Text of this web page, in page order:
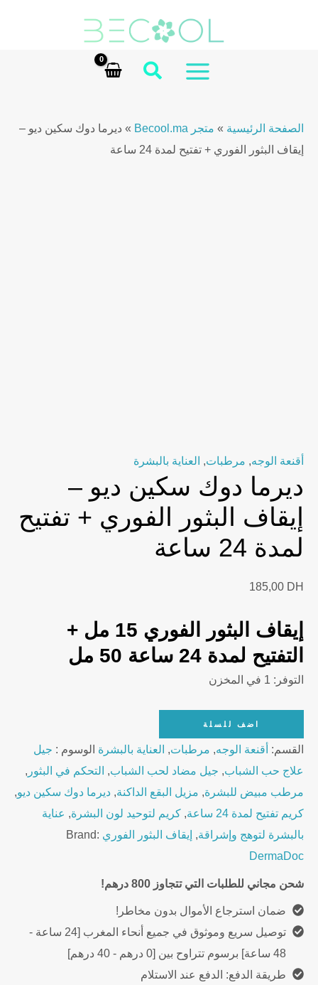
MAIN
الصفحة الرئيسية » متجر Becool.ma » ديرما دوك سكين ديو –
إيقاف البثور الفوري + تفتيح لمدة 24 ساعة
أقنعة الوجه, مرطبات, العناية بالبشرة
ديرما دوك سكين ديو –
إيقاف البثور الفوري + تفتيح
لمدة 24 ساعة
185,00 DH
إيقاف البثور الفوري 15 مل +
التفتيح لمدة 24 ساعة 50 مل
التوفر: 1 في المخزن
DermaDoc
Skin
Duo
Boutons
Éclaircissante
24h
quantity
اضف للسلة
القسم: أقنعة الوجه, مرطبات, العناية بالبشرة الوسوم : جيل
علاج حب الشباب, جيل مضاد لحب الشباب, التحكم في البثور ,
مرطب مبيض للبشرة, مزيل البقع الداكنة, ديرما دوك سكين ديو,
كريم تفتيح لمدة 24 ساعة
, كريم لتوحيد لون البشرة, عناية
بالبشرة لتوهج وإشراقة, إيقاف البثور الفوري Brand:
DermaDoc
شحن مجاني للطلبات التي تتجاوز 800 درهم!
ضمان استرجاع الأموال بدون مخاطر!
توصيل سريع وموثوق في جميع أنحاء المغرب [24 ساعة -
48 ساعة] برسوم تتراوح بين [0 درهم - 40 درهم]
طريقة الدفع: الدفع عند الاستلام
Éclaircissante